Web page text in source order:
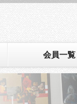
会員一覧